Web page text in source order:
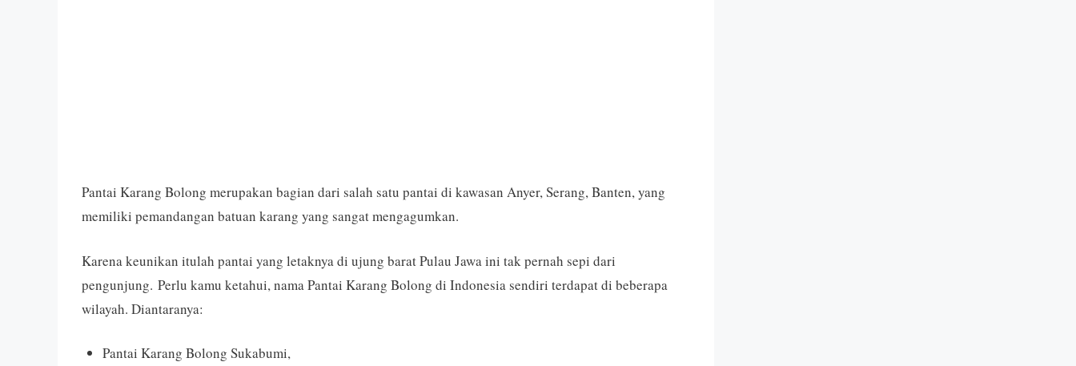
Pantai Karang Bolong merupakan bagian dari salah satu pantai di kawasan Anyer, Serang, Banten, yang
memiliki pemandangan batuan karang yang sangat mengagumkan.
Karena keunikan itulah pantai yang letaknya di ujung barat Pulau Jawa ini tak pernah sepi dari
pengunjung. Perlu kamu ketahui, nama Pantai Karang Bolong di Indonesia sendiri terdapat di beberapa
wilayah. Diantaranya:
Pantai Karang Bolong Sukabumi,